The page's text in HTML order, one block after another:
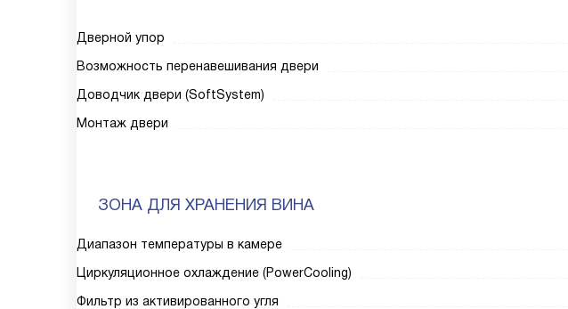
Дверной упор
Возможность перенавешивания двери
Доводчик двери (SoftSystem)
Монтаж двери
ЗОНА ДЛЯ ХРАНЕНИЯ ВИНА
Диапазон температуры в камере
Циркуляционное охлаждение (PowerCooling)
Фильтр из активированного угля